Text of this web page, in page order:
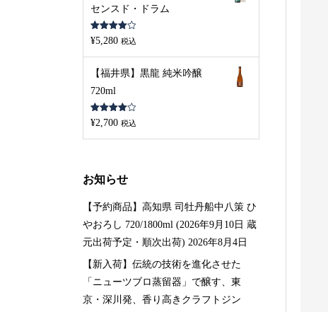
センスド・ドラム
5段階中
4.00の評
¥5,280 税込
【福井県】黒龍 純米吟醸
720ml
5段階中
4.00の評
¥2,700 税込
お知らせ
【予約商品】高知県 司牡丹船中八策 ひ
やおろし 720/1800ml (2026年9月10日 蔵
元出荷予定・順次出荷) 2026年8月4日
【新入荷】伝統の技術を進化させた
「ニューツブロ蒸留器」で醸す、東
京・深川発、香り高きクラフトジン